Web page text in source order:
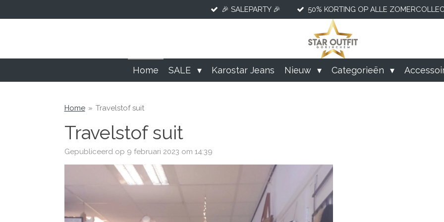
direct
🎉 SALEPARTY 🎉 50% KORTING OP ALLE
Home SALE Karostar Jeans Nieuw Categorieën
Home » Travelstof suit
Travelstof suit
Gepubliceerd op 9 februari 2023 om 14:39